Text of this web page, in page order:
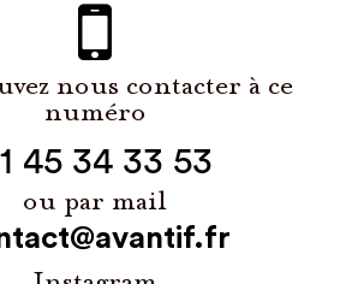
nous contacter à ce
numéro
45 34 33 53
ou par mail
Instagram